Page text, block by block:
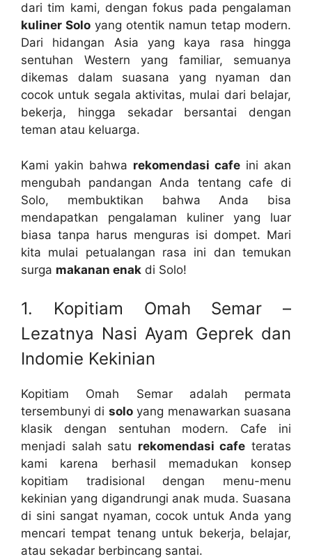
dari tim kami, dengan fokus pada pengalaman
kuliner Solo yang otentik namun tetap modern.
Dari hidangan Asia yang kaya rasa hingga
sentuhan Western yang familiar, semuanya
dikemas dalam suasana yang nyaman dan
cocok untuk segala aktivitas, mulai dari belajar,
bekerja, hingga sekadar bersantai dengan
teman atau keluarga.
Kami yakin bahwa rekomendasi cafe ini akan
mengubah pandangan Anda tentang cafe di
Solo, membuktikan bahwa Anda bisa
mendapatkan pengalaman kuliner yang luar
biasa tanpa harus menguras isi dompet. Mari
kita mulai petualangan rasa ini dan temukan
surga makanan enak di Solo!
1. Kopitiam Omah Semar –
Lezatnya Nasi Ayam Geprek dan
Indomie Kekinian
Kopitiam Omah Semar adalah permata
tersembunyi di soloyang menawarkan suasana
klasik dengan sentuhan modern. Cafe ini
menjadi salah satu rekomendasi cafe teratas
kami karena berhasil memadukan konsep
kopitiam tradisional dengan menu-menu
kekinian yang digandrungi anak muda. Suasana
di sini sangat nyaman, cocok untuk Anda yang
mencari tempat tenang untuk bekerja, belajar,
atau sekadar berbincang santai.